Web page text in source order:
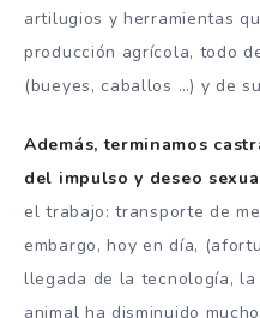
artilugios y herramientas
producción agrícola, todo
(bueyes, caballos …) y de
Además, terminamos
del impulso y deseo
el trabajo: transporte de
embargo, hoy en día,
llegada de la tecnología,
animal ha disminuido